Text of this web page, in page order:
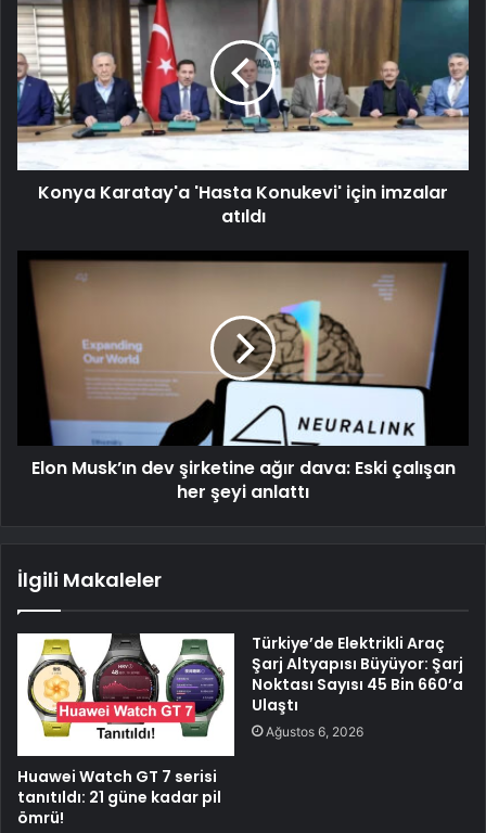
Konya Karatay'a 'Hasta Konukevi' için imzalar
atıldı
Elon Musk’ın dev şirketine ağır dava: Eski çalışan
her şeyi anlattı
İlgili Makaleler
Huawei Watch GT 7 serisi
tanıtıldı: 21 güne kadar pil
ömrü!
Türkiye’de Elektrikli Araç
Şarj Altyapısı Büyüyor: Şarj
Noktası Sayısı 45 Bin 660’a
Ulaştı
Ağustos 6, 2026